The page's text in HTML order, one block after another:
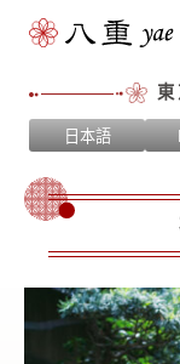
日本語